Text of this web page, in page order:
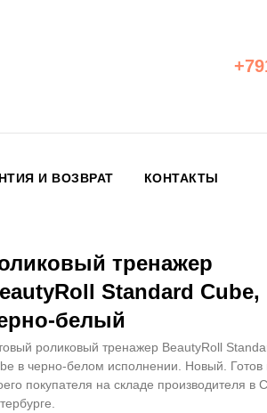
И ВОЗВРАТ КОНТАКТЫ
тренажер
Standard Cube,
белый
роликовый тренажер BeautyRoll
в черно-белом исполнении. Новый. Готов
покупателя на складе производителя в